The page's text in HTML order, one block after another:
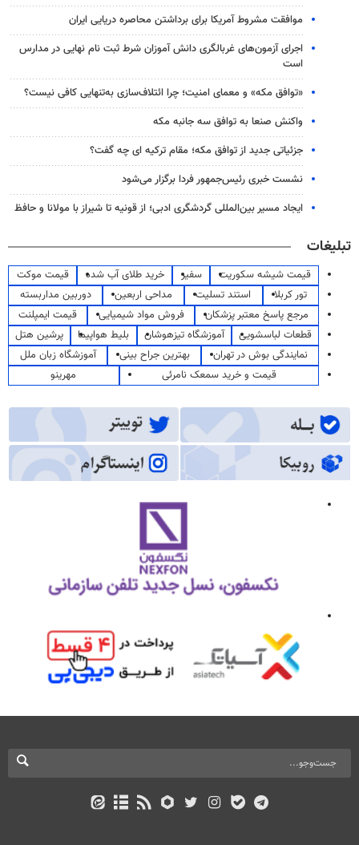
موافقت مشروط آمریکا برای برداشتن محاصره دریایی ایران
اجرای آزمون‌های غربالگری دانش آموزان شرط ثبت نام نهایی در مدارس
است
«توافق مکه» و معمای امنیت؛ چرا ائتلاف‌سازی به‌تنهایی کافی نیست؟
واکنش صنعا به توافق سه جانبه مکه
جزئیاتی جدید از توافق مکه؛ مقام ترکیه ای چه گفت؟
نشست خبری رئیس‌جمهور فردا برگزار می‌شود
ایجاد مسیر بین‌المللی گردشگری ادبی؛ از قونیه تا شیراز با مولانا و حافظ
تبلیغات
قیمت شیشه سکوریت سفیر خرید طلای آب شده
قیمت موکت
تور کربلا
استند تسلیت مداحی اربعین
دوربین مداربسته
مرجع پاسخ معتبر پزشکان
فروش مواد شیمیایی
قیمت ایمپلنت
قطعات لباسشویی
آموزشگاه تیزهوشان بلیط هواپیما
پرشین هتل
نمایندگی بوش در تهران
بهترین جراح بینی
آموزشگاه زبان ملل
قیمت و خرید سمعک نامرئی
مهرینو